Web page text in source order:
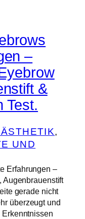
–
&
Test.
UND
Erfahrungen –
Augenbrauenstift
gerade nicht
überzeugt und